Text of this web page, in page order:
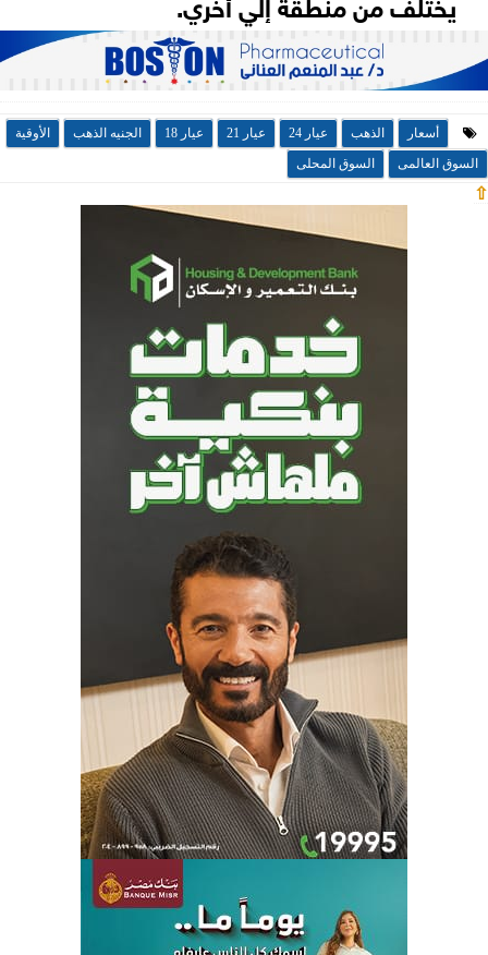
أسعار الذهب عيار 24 عيار 21 عيار 18 الجنيه الذهب
الأوقية
السوق العالمى
السوق المحلى
⇧